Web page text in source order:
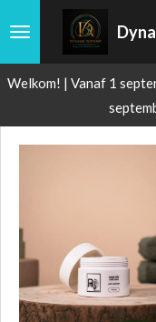
Welkom! | Vanaf 1